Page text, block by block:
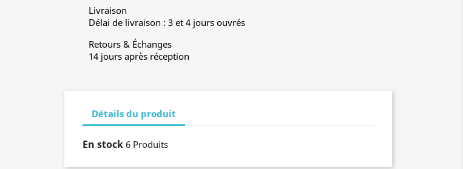
Livraison
Délai de livraison : 3 et 4 jours ouvrés
Retours & Échanges
14 jours après réception
Détails du produit
En stock 6 Produits